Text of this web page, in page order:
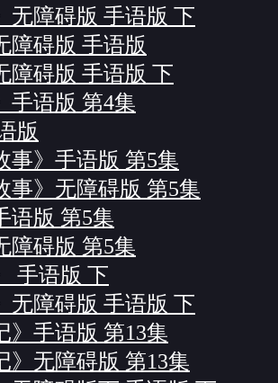
无障碍版 手语版 下
障碍版 手语版
障碍版 手语版 下
手语版 第4集
版
事》手语版 第5集
事》无障碍版 第5集
语版 第5集
障碍版 第5集
手语版 下
无障碍版 手语版 下
》手语版 第13集
》无障碍版 第13集